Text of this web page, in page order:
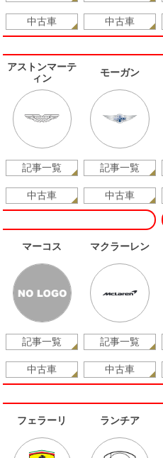
中古車 中古車
アストンマーテ
ィン
記事一覧
中古車
モーガン
記事一覧
中古車
マーコス
記事一覧
中古車
マクラーレン
記事一覧
中古車
フェラーリ ランチア